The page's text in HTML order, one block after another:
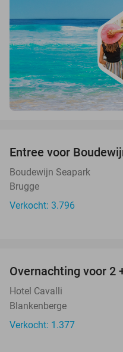
Entree voor
Boudewijn Seapark
Brugge
Verkocht: 3.796
Overnachting voor 2
Hotel Cavalli
Blankenberge
Verkocht: 1.377